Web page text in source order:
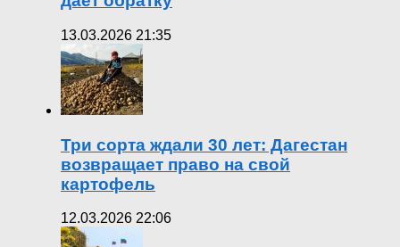
13.03.2026 21:35
Три сорта ждали 30 лет: Дагестан
возвращает право на свой
картофель
12.03.2026 22:06